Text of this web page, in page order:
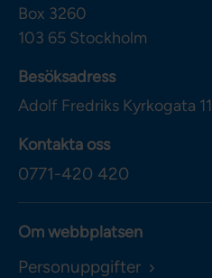
Box 3260
103 65 Stockholm
Besöksadress
Adolf Fredriks Kyrkogata 11
Kontakta oss
0771-420 420
Om webbplatsen
Personuppgifter